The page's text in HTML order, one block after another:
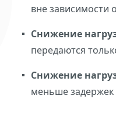
вне зависимости
Снижение
передаются
Снижение
меньше задержек